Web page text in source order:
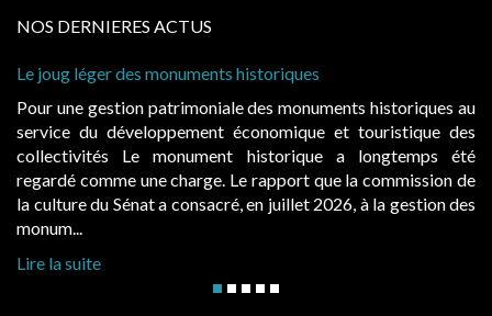
NOS DERNIERES ACTUS
historiques
des monuments historiques au
économique et touristique des
historique a longtemps été
Le rapport que la commission de
consacré, en juillet 2026, à la gestion des
Cabines de plage : le
Evocatrices des
également un beau
public, elles donnent
d’occupation. Saisies